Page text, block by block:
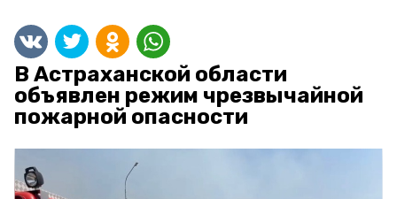
В Астраханской области
объявлен режим чрезвычайной
пожарной опасности